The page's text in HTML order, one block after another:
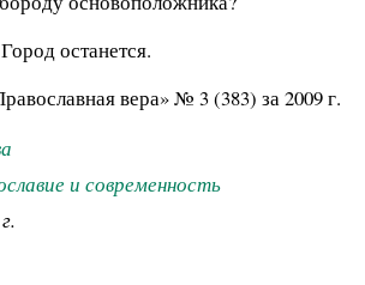
останется.
вера» № 3 (383) за 2009 г.
и современность